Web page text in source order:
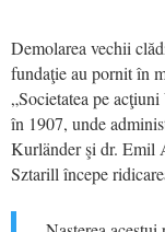
Demolarea vechii
fundaţie au pornit în
„Societatea pe
în 1907, unde
Kurländer şi dr. Emil
Sztarill începe